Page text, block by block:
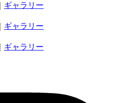
ギャラリー
ギャラリー
ギャラリー